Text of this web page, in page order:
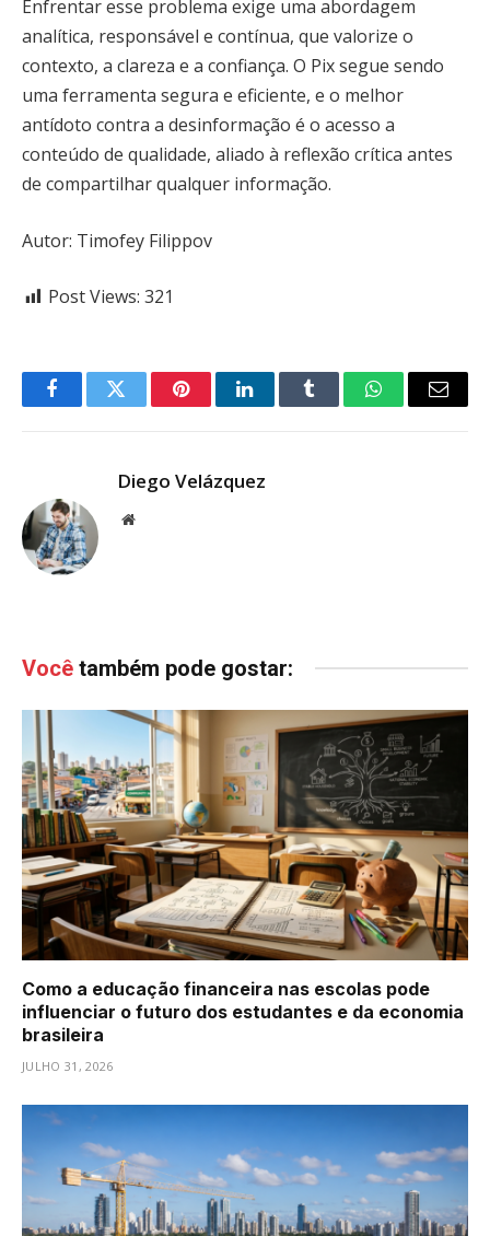
Enfrentar esse problema exige uma abordagem
analítica, responsável e contínua, que valorize o
contexto, a clareza e a confiança. O Pix segue sendo
uma ferramenta segura e eficiente, e o melhor
antídoto contra a desinformação é o acesso a
conteúdo de qualidade, aliado à reflexão crítica antes
de compartilhar qualquer informação.
Autor: Timofey Filippov
Post Views: 321
FacebookTwitter PinterestLinkedInTumblr WhatsAppEmail
Diego Velázquez
Website
Você também pode gostar:
Como a educação financeira nas escolas pode
influenciar o futuro dos estudantes e da economia
brasileira
JULHO 31, 2026